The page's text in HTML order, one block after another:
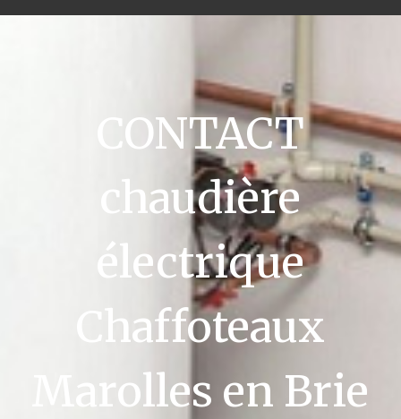
CONTACT
chaudière
électrique
Chaffoteaux
Marolles en Brie